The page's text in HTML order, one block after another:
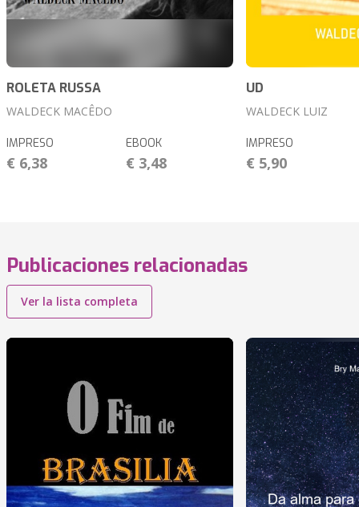
ROLETA RUSSA
WALDECK MACÊDO
IMPRESO
€ 6,38
EBOOK
€ 3,48
UD
WALDECK LUIZ
IMPRESO
€ 5,90
Publicaciones relacionadas
Ver la lista completa